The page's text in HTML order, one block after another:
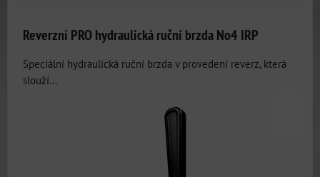
Reverzní PRO hydraulická ruční brzda No4 IRP
Speciální hydraulická ruční brzda v provedení reverz, která
slouží...